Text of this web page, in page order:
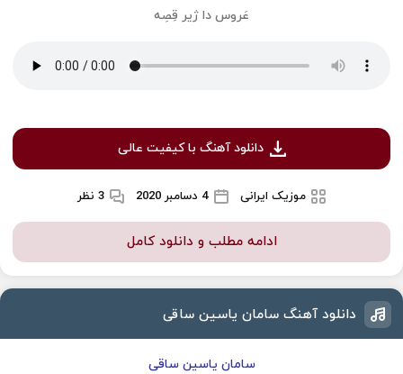
عَروس دا ژیر قِصِه
دانلود آهنگ با کیفیت عالی
موزیک ایرانی 4 دسامبر 2020 3 نظر
ادامه مطلب و دانلود کامل
دانلود آهنگ سامان یاسین ساقی
سامان یاسین ساقی